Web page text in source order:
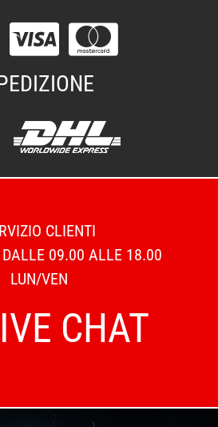
CLIENTI
DALLE 09.00 ALLE 18.00
LUN/VEN
CHAT